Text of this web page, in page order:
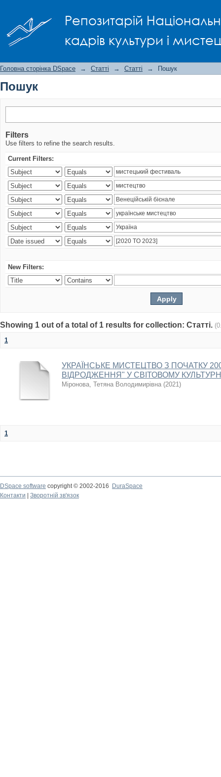
Репозитарій
кадрів культури і
Головна сторінка DSpace → Статті → Статті → Пошук
Пошук
Filters
Use filters to refine the search results.
Current Filters:
New Filters:
Showing 1 out of a total of 1 results for collection: Статті.
1
УКРАЇНСЬКЕ МИСТЕЦТВО З ПОЧАТКУ
ВІДРОДЖЕННЯ" У СВІТОВОМУ
Міронова, Тетяна Володимирівна (2021)
1
DSpace software copyright © 2002-2016
DuraSpace
Контакти
Зворотній зв'язок